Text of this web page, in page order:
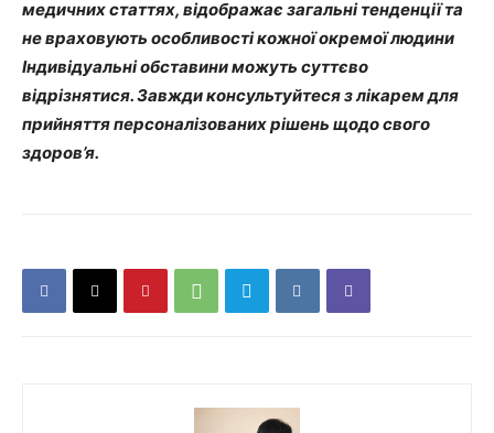
медичних статтях, відображає загальні тенденції та
не враховують особливості кожної окремої людини
Індивідуальні обставини можуть суттєво
відрізнятися. Завжди консультуйтеся з лікарем для
прийняття персоналізованих рішень щодо свого
здоров’я.